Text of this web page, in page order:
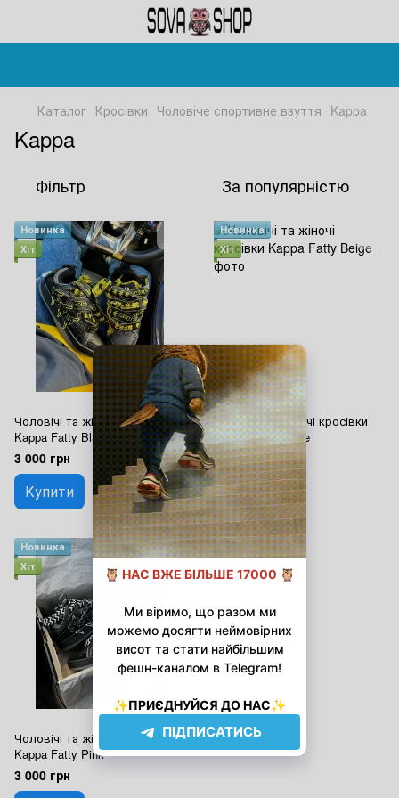
Каталог Кросівки Чоловіче спортивне взуття Kappa
Kappa
Фільтр За популярністю
Новинка
Хіт
Чоловічі та жіночі кросівки
Kappa Fatty Black Yellow
3 000 грн
Купити
Новинка
Хіт
Чоловічі та жіночі кросівки
Kappa Fatty Beige
3 500 грн
Купити
Новинка
Хіт
Чоловічі та жіночі кросівки
Kappa Fatty Pink
3 000 грн